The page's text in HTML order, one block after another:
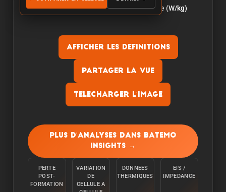
Afficher les definitions
Partager la vue
Telecharger l'image
La capacite est mesuree en dechargeant la
cellule a une temperature ambiante de 25°C a
partir de 100% avec un courant constant C/10
atteinte.
Plus d'analyses dans Batemo
Insights →
PERTE
POST-
FORMATION
VARIATION
DE
CELLULE A
DONNEES
THERMIQUES
EIS /
IMPEDANCE